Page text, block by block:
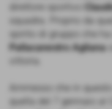
direttore sportivo
squadra. Proprio da
spirito di gruppo che
Pallacanestro Agliana
Ammesso che in
quella del 7 gennaio al